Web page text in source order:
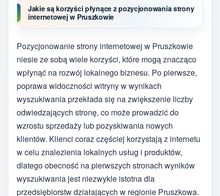
Jakie są korzyści płynące z pozycjonowania strony
internetowej w Pruszkowie
Pozycjonowanie strony internetowej w Pruszkowie
niesie ze sobą wiele korzyści, które mogą znacząco
wpłynąć na rozwój lokalnego biznesu. Po pierwsze,
poprawa widoczności witryny w wynikach
wyszukiwania przekłada się na zwiększenie liczby
odwiedzających stronę, co może prowadzić do
wzrostu sprzedaży lub pozyskiwania nowych
klientów. Klienci coraz częściej korzystają z internetu
w celu znalezienia lokalnych usług i produktów,
dlatego obecność na pierwszych stronach wyników
wyszukiwania jest niezwykle istotna dla
przedsiębiorstw działających w regionie Pruszkowa.